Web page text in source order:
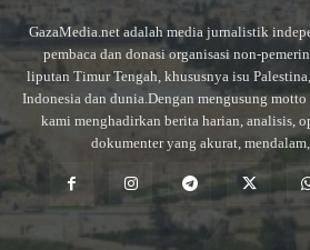
GazaMedia.net adalah media jurnalistik
pembaca dan donasi organisasi non-
liputan Timur Tengah, khususnya isu
Indonesia dan dunia.Dengan mengusung
kami menghadirkan berita harian, analisis,
dokumenter yang akurat,